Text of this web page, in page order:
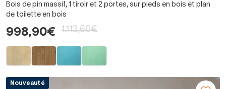
Bois de pin massif, 1 tiroir et 2 portes, sur pieds en bois et plan
de toilette en bois
998,90€ 1.113,60€
Nouveauté